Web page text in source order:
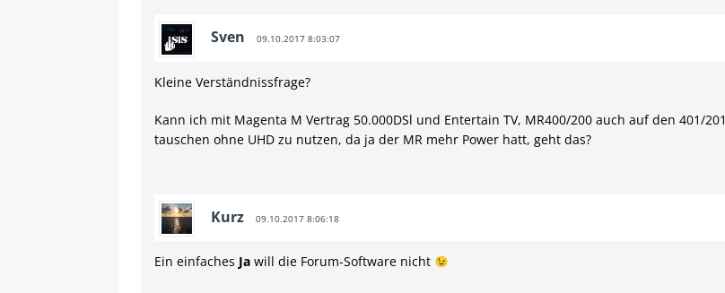
Sven 09.10.2017 8:03:07
Kleine Verständnissfrage?
Kann ich mit Magenta M Vertrag 50.000DSl und Entertain TV, MR400/200 auch auf den 401/201
tauschen ohne UHD zu nutzen, da ja der MR mehr Power hatt, geht das?
Kurz 09.10.2017 8:06:18
Ein einfaches Ja will die Forum-Software nicht